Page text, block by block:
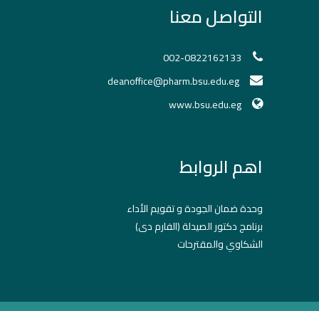
التواصل معنا
002-0822162133
www.bsu.edu.eg
اهم الروابط
وحدة ضمان الجودة و تقويم الأداء
برنامج دكتور الصيدلة (الفارم دى)
الشكاوي والمقترحات